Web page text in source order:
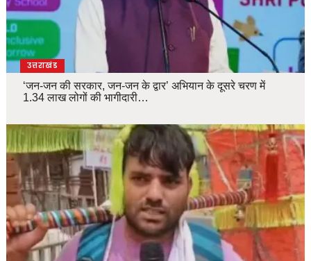
उत्तराखंड
‘जन-जन की सरकार, जन-जन के द्वार’ अभियान के दूसरे चरण में
1.34 लाख लोगों की भागीदारी…